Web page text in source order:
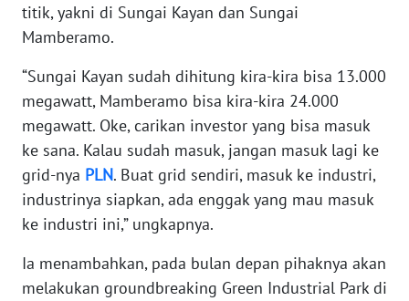
titik, yakni di Sungai Kayan dan Sungai
Mamberamo.
“Sungai Kayan sudah dihitung kira-kira bisa 13.000
megawatt, Mamberamo bisa kira-kira 24.000
megawatt. Oke, carikan investor yang bisa masuk
ke sana. Kalau sudah masuk, jangan masuk lagi ke
grid-nya PLN. Buat grid sendiri, masuk ke industri,
industrinya siapkan, ada enggak yang mau masuk
ke industri ini,” ungkapnya.
Ia menambahkan, pada bulan depan pihaknya akan
melakukan groundbreaking Green Industrial Park di
WN
WN
KALTENG
WN